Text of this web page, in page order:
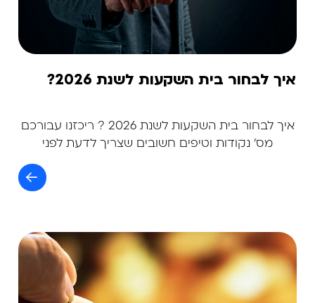
איך לבחור בית השקעות לשנת 2026?
איך לבחור בית השקעות לשנת 2026 ? ריכזנו עבורכם
מס' נקודות וטיפים חשובים שצריך לדעת לפני